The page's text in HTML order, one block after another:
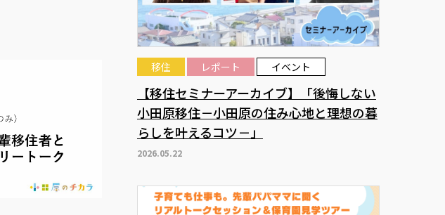
2026.05.22
移住 レポート イベント
【移住セミナーアーカイブ】「後悔しない
小田原移住－小田原の住み心地と理想の暮
らしを叶えるコツ－」